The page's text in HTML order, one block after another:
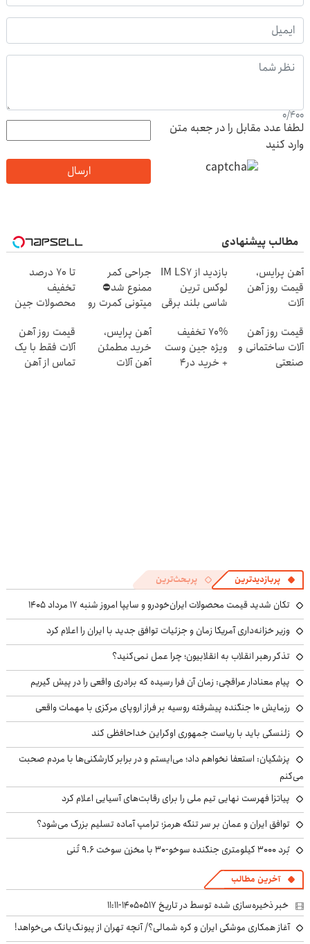
0/400
لطفا عدد مقابل را در جعبه متن
وارد کنید
ارسال
مطالب پیشنهادی
آهن پرایس،
قیمت روز آهن
آلات
بازدید از IM LS7
لوکس ترین
شاسی بلند برقی
انقلاب
جراحی کمر
ممنوع شد⛔
میتونی کمرت رو
کنی! 👈🏻
پرسش‌نامه
تا 70 درصد
تخفیف
محصولات جین
4 قسط
قیمت روز آهن
آلات ساختمانی و
صنعتی
70% تخفیف
ویژه جین وست
+ خرید در4
آهن پرایس،
خرید مطمئن
آهن آلات
قیمت روز آهن
آلات فقط با یک
تماس از آهن
پربازدیدترین پربحث‌ترین
تکان شدید قیمت محصولات ایران‌خودرو و سایپا امروز شنبه ۱۷ مرداد ۱۴۰۵
وزیر خزانه‌داری آمریکا زمان و جزئیات توافق جدید با ایران را اعلام کرد
تذکر رهبر انقلاب به انقلابیون؛ چرا عمل نمی‌کنید؟
پیام معنادار عراقچی: زمان آن فرا رسیده که برادری واقعی را در پیش گیریم
رزمایش ۱۰ جنگنده پیشرفته روسیه بر فراز اروپای مرکزی با مهمات واقعی
زلنسکی باید با ریاست جمهوری اوکراین خداحافظی کند
پزشکیان: استعفا نخواهم داد؛ می‌ایستم و در برابر کارشکنی‌ها با مردم صحبت
می‌کنم
پیاتزا فهرست نهایی تیم ملی را برای رقابت‌های آسیایی اعلام کرد
توافق ایران و عمان بر سر تنگه هرمز؛ ترامپ آماده تسلیم بزرگ می‌شود؟
بُرد ۳۰۰۰ کیلومتری جنگنده سوخو-۳۰ با مخزن سوخت ۹.۶ تُنی
آخرین مطالب
خبر ذخیره‌سازی شده توسط در تاریخ ۱۴۰۵۰۵۱۷-۱۱:۱۱
آغاز همکاری موشکی ایران و کره شمالی؟/ آنچه تهران از پیونگ‌یانگ می‌خواهد!